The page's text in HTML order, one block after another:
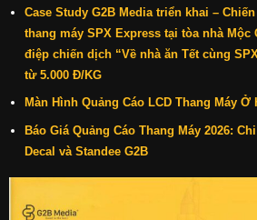
Case Study G2B Media triển khai –
thang máy SPX Express tại tòa nhà Mộc
điệp chiến dịch “Về nhà ăn Tết cùng
từ 5.000 Đ/KG
Màn Hình Quảng Cáo LCD Thang Máy Ở
Báo Giá Quảng Cáo Thang Máy 2026:
Decal và Standee G2B